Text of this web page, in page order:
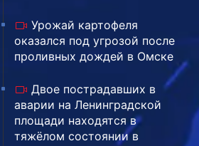
Урожай картофеля
оказался под угрозой после
проливных дождей в Омске
Двое пострадавших в
аварии на Ленинградской
площади находятся в
тяжёлом состоянии в